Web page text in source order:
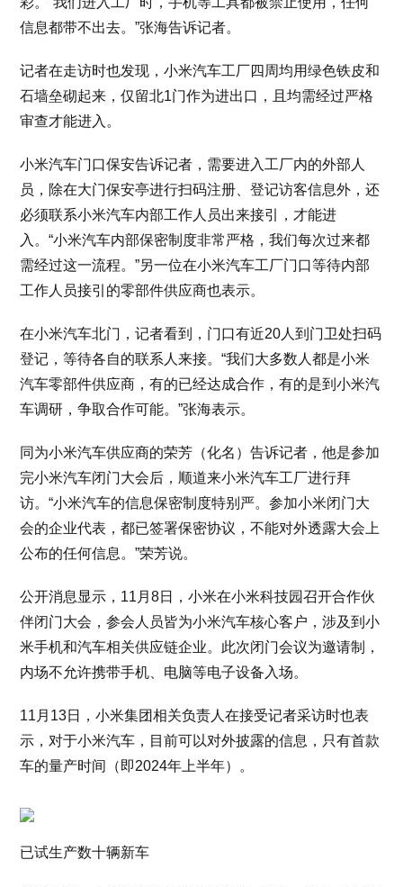
信息都带不出去。”张海告诉记者。
记者在走访时也发现，小米汽车工厂四周均用绿色铁皮和
石墙垒砌起来，仅留北1门作为进出口，且均需经过严格
审查才能进入。
小米汽车门口保安告诉记者，需要进入工厂内的外部人
员，除在大门保安亭进行扫码注册、登记访客信息外，还
必须联系小米汽车内部工作人员出来接引，才能进
入。“小米汽车内部保密制度非常严格，我们每次过来都
需经过这一流程。”另一位在小米汽车工厂门口等待内部
工作人员接引的零部件供应商也表示。
在小米汽车北门，记者看到，门口有近20人到门卫处扫码
登记，等待各自的联系人来接。“我们大多数人都是小米
汽车零部件供应商，有的已经达成合作，有的是到小米汽
车调研，争取合作可能。”张海表示。
同为小米汽车供应商的荣芳（化名）告诉记者，他是参加
完小米汽车闭门大会后，顺道来小米汽车工厂进行拜
访。“小米汽车的信息保密制度特别严。参加小米闭门大
会的企业代表，都已签署保密协议，不能对外透露大会上
公布的任何信息。”荣芳说。
公开消息显示，11月8日，小米在小米科技园召开合作伙
伴闭门大会，参会人员皆为小米汽车核心客户，涉及到小
米手机和汽车相关供应链企业。此次闭门会议为邀请制，
内场不允许携带手机、电脑等电子设备入场。
11月13日，小米集团相关负责人在接受记者采访时也表
示，对于小米汽车，目前可以对外披露的信息，只有首款
车的量产时间（即2024年上半年）。
已试生产数十辆新车